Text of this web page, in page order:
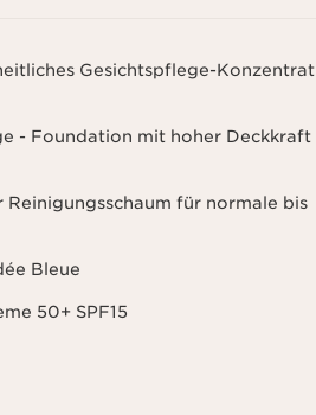
analytische Zwecke.
Gesichtspflege-Konzentrat
- Foundation mit hoher Deckkraft
für normale bis
Bleue
50+ SPF15